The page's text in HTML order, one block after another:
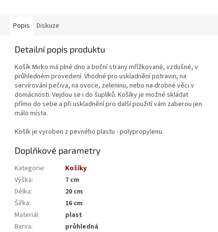
Popis Diskuze
Detailní popis produktu
Košík Mirko má plné dno a boční strany mřížkované, vzdušné, v
průhledném provedení. Vhodné pro uskladnění potravin, na
servírování pečiva, na ovoce, zeleninu, nebo na drobné věci v
domácnosti. Vejdou se i do šuplíků. Košíky je možné skládat
přímo do sebe a při uskladnění pro další použití vám zaberou jen
málo místa.
Košík je vyroben z pevného plastu - polypropylenu.
Doplňkové parametry
Kategorie:
Košíky
Výška:
7 cm
Délka:
20 cm
Šířka:
16 cm
Materiál:
plast
Barva:
průhledná